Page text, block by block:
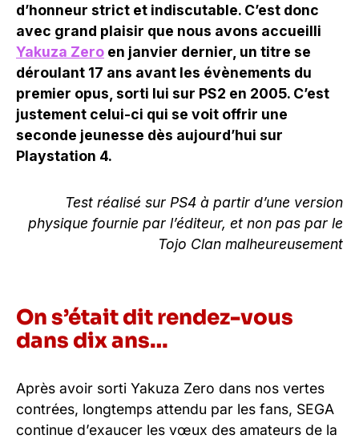
d’honneur strict et indiscutable. C’est donc
avec grand plaisir que nous avons accueilli
Yakuza Zero en janvier dernier, un titre se
déroulant 17 ans avant les évènements du
premier opus, sorti lui sur PS2 en 2005. C’est
justement celui-ci qui se voit offrir une
seconde jeunesse dès aujourd’hui sur
Playstation 4.
Test réalisé sur PS4 à partir d’une version
physique fournie par l’éditeur, et non pas par le
Tojo Clan malheureusement
On s’était dit rendez-vous
dans dix ans…
Après avoir sorti Yakuza Zero dans nos vertes
contrées, longtemps attendu par les fans, SEGA
continue d’exaucer les vœux des amateurs de la